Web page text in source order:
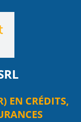
EN CRÉDITS,